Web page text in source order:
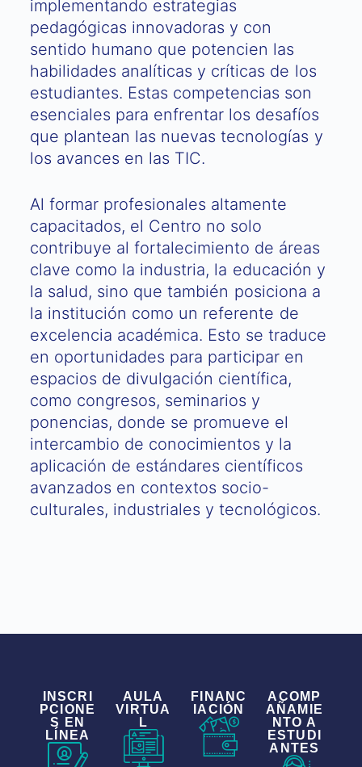
implementando estrategias
pedagógicas innovadoras y con
sentido humano que potencien las
habilidades analíticas y críticas de los
estudiantes. Estas competencias son
esenciales para enfrentar los desafíos
que plantean las nuevas tecnologías y
los avances en las TIC.
Al formar profesionales altamente
capacitados, el Centro no solo
contribuye al fortalecimiento de áreas
clave como la industria, la educación y
la salud, sino que también posiciona a
la institución como un referente de
excelencia académica. Esto se traduce
en oportunidades para participar en
espacios de divulgación científica,
como congresos, seminarios y
ponencias, donde se promueve el
intercambio de conocimientos y la
aplicación de estándares científicos
avanzados en contextos socio-
culturales, industriales y tecnológicos.
INSCRI
PCIONE
S EN
LÍNEA
AULA
VIRTUA
L
FINANC
IACIÓN
ACOMP
AÑAMIE
NTO A
ESTUDI
ANTES